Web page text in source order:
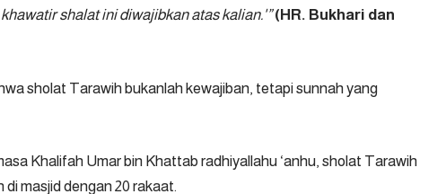
shalat ini diwajibkan atas kalian.'” (HR. Bukhari dan
sholat Tarawih bukanlah kewajiban, tetapi sunnah yang
Khalifah Umar bin Khattab radhiyallahu ‘anhu, sholat Tarawih
masjid dengan 20 rakaat.